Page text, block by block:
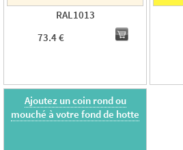
RAL1013
73.4 €
Ajoutez un coin rond ou
mouché à votre fond de hotte